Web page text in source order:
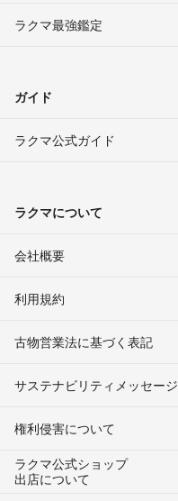
ラクマ最強鑑定
ガイド
ラクマ公式ガイド
ラクマについて
会社概要
利用規約
古物営業法に基づく表記
サステナビリティメッセージ
権利侵害について
ラクマ公式ショップ
出店について